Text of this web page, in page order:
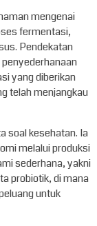
mengenai
fermentasi,
Pendekatan
yang diberikan
telah menjangkau
soal kesehatan. Ia
melalui produksi
sederhana, yakni
probiotik, di mana
untuk